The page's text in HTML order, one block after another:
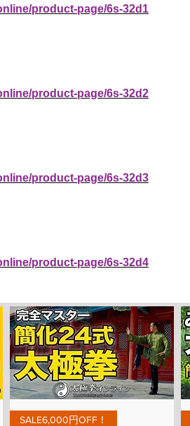
product-page/6s-32d1
product-page/6s-32d2
product-page/6s-32d3
product-page/6s-32d4
Aperçu rapide
SALE6,000円OFF！